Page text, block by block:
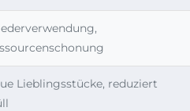
Lieblingsstücke, reduziert